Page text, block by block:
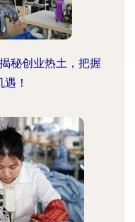
秘创业热土，把握
！